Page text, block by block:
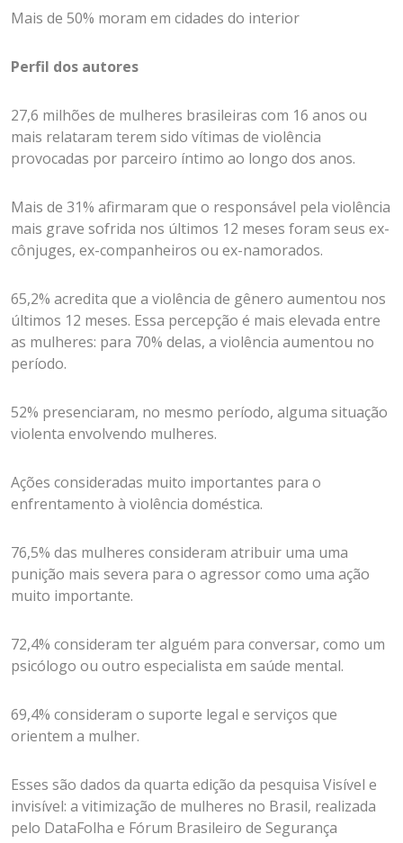
Mais de 50% moram em cidades do interior
Perfil dos autores
27,6 milhões de mulheres brasileiras com 16 anos ou
mais relataram terem sido vítimas de violência
provocadas por parceiro íntimo ao longo dos anos.
Mais de 31% afirmaram que o responsável pela violência
mais grave sofrida nos últimos 12 meses foram seus ex-
cônjuges, ex-companheiros ou ex-namorados.
65,2% acredita que a violência de gênero aumentou nos
últimos 12 meses. Essa percepção é mais elevada entre
as mulheres: para 70% delas, a violência aumentou no
período.
52% presenciaram, no mesmo período, alguma situação
violenta envolvendo mulheres.
Ações consideradas muito importantes para o
enfrentamento à violência doméstica.
76,5% das mulheres consideram atribuir uma uma
punição mais severa para o agressor como uma ação
muito importante.
72,4% consideram ter alguém para conversar, como um
psicólogo ou outro especialista em saúde mental.
69,4% consideram o suporte legal e serviços que
orientem a mulher.
Esses são dados da quarta edição da pesquisa Visível e
invisível: a vitimização de mulheres no Brasil, realizada
pelo DataFolha e Fórum Brasileiro de Segurança